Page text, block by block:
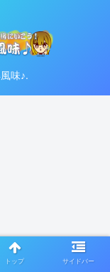
味♪.
トップ サイドバー